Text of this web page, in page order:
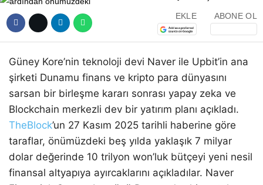
EKLE ABONE OL
Güney Kore’nin teknoloji devi Naver ile Upbit’in ana
şirketi Dunamu finans ve kripto para dünyasını
sarsan bir birleşme kararı sonrası yapay zeka ve
Blockchain merkezli dev bir yatırım planı açıkladı.
TheBlock’un 27 Kasım 2025 tarihli haberine göre
taraflar, önümüzdeki beş yılda yaklaşık 7 milyar
dolar değerinde 10 trilyon won’luk bütçeyi yeni nesil
finansal altyapıya ayırcaklarını açıkladılar. Naver